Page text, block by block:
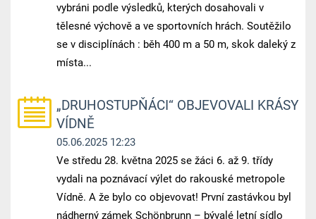
vybráni podle výsledků, kterých dosahovali v
tělesné výchově a ve sportovních hrách. Soutěžilo
se v disciplínách : běh 400 m a 50 m, skok daleký z
místa...
„DRUHOSTUPŇÁCI“ OBJEVOVALI KRÁSY
VÍDNĚ
05.06.2025 12:23
Ve středu 28. května 2025 se žáci 6. až 9. třídy
vydali na poznávací výlet do rakouské metropole
Vídně. A že bylo co objevovat! První zastávkou byl
nádherný zámek Schönbrunn – bývalé letní sídlo